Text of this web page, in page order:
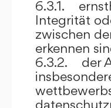
6.3.1.
Integrität
zwischen
erkennen
6.3.2. der